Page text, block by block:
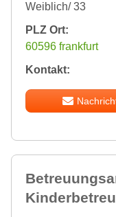
Weiblich/ 33
PLZ Ort:
60596 frankfurt
Kontakt: